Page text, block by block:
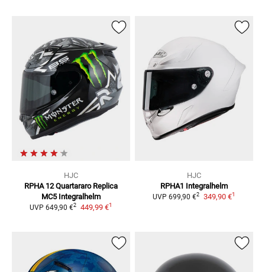
HJC
RPHA 12 Quartararo Replica
MC5 Integralhelm
UVP 649,90 €2 449,99 €1
HJC
RPHA1 Integralhelm
UVP 699,90 €2 349,90 €1